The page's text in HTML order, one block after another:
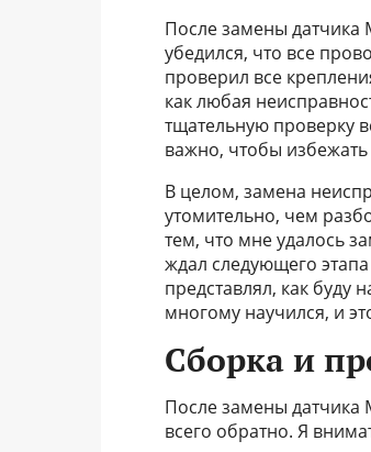
После замены датчика
убедился, что все
проверил все
как любая
тщательную проверку
важно, чтобы
В целом, замена
утомительно, чем
тем, что мне удалось
ждал следующего
представлял, как буду
многому научился, и
Сборка и
После замены датчика
всего обратно. Я